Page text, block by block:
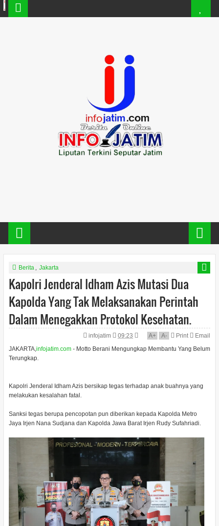
Berita , Jakarta
Kapolri Jenderal Idham Azis Mutasi Dua
Kapolda Yang Tak Melaksanakan Perintah
Dalam Menegakkan Protokol Kesehatan.
infojatim 09:23 A+ A- Print
Email
JAKARTA,infojatim.com- Motto Berani Mengungkap Membantu Yang Belum
Terungkap.
Kapolri Jenderal Idham Azis bersikap tegas terhadap anak buahnya yang
melakukan kesalahan fatal.
Sanksi tegas berupa pencopotan pun diberikan kepada Kapolda Metro
Jaya Irjen Nana Sudjana dan Kapolda Jawa Barat Irjen Rudy Sufahriadi.